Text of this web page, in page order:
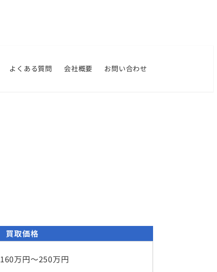
よくある質問 会社概要 お問い合わせ
買取価格
万円～250万円